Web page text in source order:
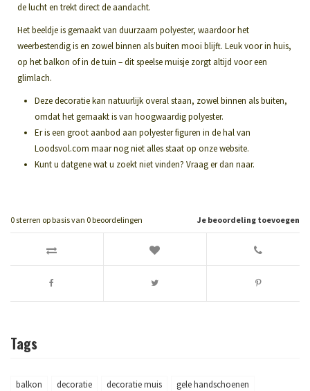
de lucht en trekt direct de aandacht.
Het beeldje is gemaakt van duurzaam polyester, waardoor het
weerbestendig is en zowel binnen als buiten mooi blijft. Leuk voor in huis,
op het balkon of in de tuin – dit speelse muisje zorgt altijd voor een
glimlach.
Deze decoratie kan natuurlijk overal staan, zowel binnen als buiten,
omdat het gemaakt is van hoogwaardig polyester.
Er is een groot aanbod aan polyester figuren in de hal van
Loodsvol.com maar nog niet alles staat op onze website.
Kunt u datgene wat u zoekt niet vinden? Vraag er dan naar.
Je beoordeling toevoegen
0 sterren op basis van 0beoordelingen
Tags
balkon decoratie decoratie muis gele handschoenen